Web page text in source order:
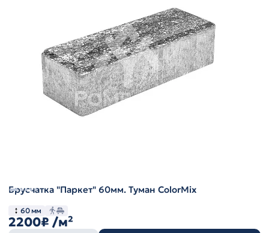
Брусчатка "Паркет" 60мм. Туман ColorMix
60 мм
2200₽ /м²